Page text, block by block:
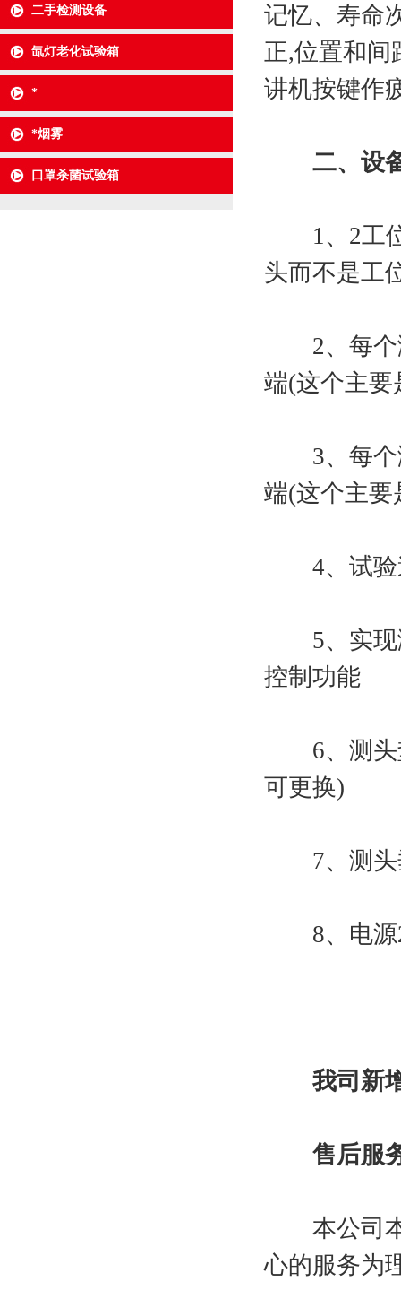
二手检测设备
氙灯老化试验箱
*
*烟雾
口罩杀菌试验箱
记忆、寿命
正,位置和间
讲机按键作
二、 设
1、2工位
头而不是工
2、每个测
端(这个主要
3、每个测
端(这个主要
4、试验
5、实现测
控制功能
6、测头垫
可更换)
7、测头垂
8、电源
我司新
售后服
本公司本
心的服务为